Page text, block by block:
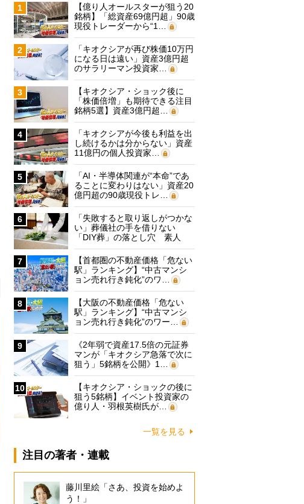
1
【億り人オールスターが狙う20
銘柄】「総資産69億円超」90歳
現役トレーダーから“1…
2
「キオクシアが再び株価10万円
になる日は遠い」資産3億円超
のサラリーマン投資家…
3
【キオクシア・ショック後に
「株価倍増」も期待できる注目
銘柄5選】資産3億円超…
4
「キオクシアが今後も利益を出
し続けるかは分からない」資産
11億円の個人投資家…
5
「AI・半導体関連が“本命”であ
ることに変わりはない」資産20
億円超の90歳現役トレ…
6
「失敗すると取り返しがつかな
い」葬儀社の手を借りない
「DIY葬」の落とし穴 素人
に…
7
【首都圏の不動産価格「危ない
駅」ランキング】“中古マンシ
ョン売れ行き鈍化”のワ…
8
【大阪の不動産価格「危ない
駅」ランキング】“中古マンシ
ョン売れ行き鈍化”のワー…
9
《2年弱で資産17.5倍の元証券
マンが「キオクシア急落で次に
狙う」5銘柄を公開》1…
10
【キオクシア・ショックの後に
狙う5銘柄】イベント投資家の
億り人・羽根英樹氏が…
一覧を見る
注目の著者・連載
藤川里絵「さあ、投資を始めよ
う！」